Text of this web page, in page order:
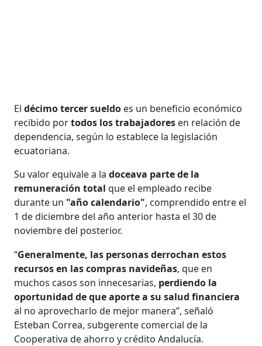
Eldécimo tercer sueldo es un beneficio económico
recibido portodos los trabajadores en relación de
dependencia, según lo establece la legislación
ecuatoriana.
Su valor equivale a ladoceava parte de la
remuneración totalque el empleado recibe
durante un "año calendario", comprendido entre el
1 de diciembre del año anterior hasta el 30 de
noviembre del posterior.
“Generalmente, las personas derrochan estos
recursos en las compras navideñas, que en
muchos casos son innecesarias, perdiendo la
oportunidad de que aporte a su salud financiera
al no aprovecharlo de mejor manera”, señaló
Esteban Correa, subgerente comercial de la
Cooperativa de ahorro y crédito Andalucía.